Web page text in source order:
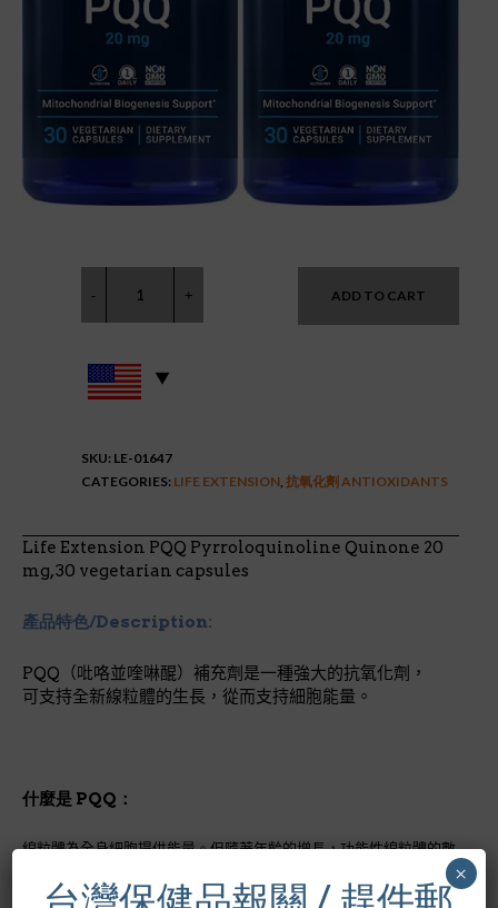
ADD TO CART
SKU: LE-01647
CATEGORIES: LIFE EXTENSION, 抗氧化劑 ANTIOXIDANTS
Life Extension PQQ Pyrroloquinoline Quinone 20
mg, 30 vegetarian capsules
產品特色/Description:
PQQ（吡咯並喹啉醌）補充劑是一種強大的抗氧化劑，
可支持全新線粒體的生長，從而支持細胞能量。
什麼是 PQQ：
線粒體為全身細胞提供能量。但隨著年齡的增長，功能性線粒體的數
量會下降。 PQQ（吡咯並喹啉醌）可以支持全新線粒體的生長，從
而為您的整個身體提供健康和年輕的細胞能量。
×